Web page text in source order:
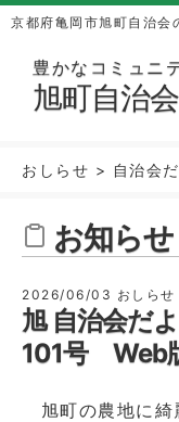
京都府亀岡市旭町自治会
豊かなコミュニ
旭町自治会
おしらせ > 自治会
お知らせ
2026/06/03 おしらせ
旭 自治会だ
101号 Web
旭町の農地に綺